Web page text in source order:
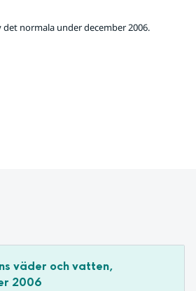
normala under december 2006.
väder och vatten,
2006